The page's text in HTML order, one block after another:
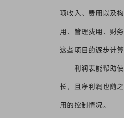
项收入、费用以及
用、管理费用、财
这些项目的逐步计
利润表能帮助
长，且净利润也随
用的控制情况。